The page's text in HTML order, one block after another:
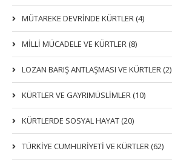
MÜTAREKE DEVRİNDE KÜRTLER (4)
MİLLİ MÜCADELE VE KÜRTLER (8)
LOZAN BARIŞ ANTLAŞMASI VE KÜRTLER (2)
KÜRTLER VE GAYRIMÜSLIMLER (10)
KÜRTLERDE SOSYAL HAYAT (20)
TÜRKİYE CUMHURİYETİ VE KÜRTLER (62)